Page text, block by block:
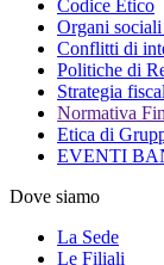
Codice Etico
Organi
Conflitti di
Politiche di
Strategia
Normativa
Etica di
EVENTI
Dove siamo
La Sede
Le Filiali